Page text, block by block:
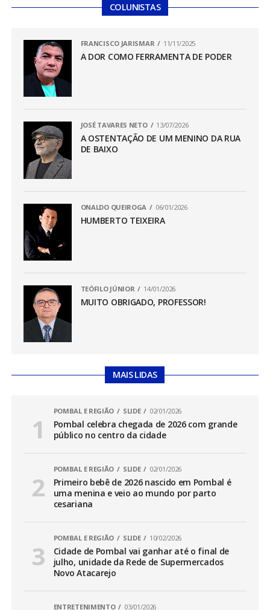
COLUNISTAS
FRANCISCO JARISMAR 11/11/2025
A DOR COMO FERRAMENTA DE PODER
JOSÉ TAVARES NETO 13/07/2026
A OSTENTAÇÃO DE UM MENINO DA RUA
DE BAIXO
ONALDO QUEIROGA 06/01/2026
HUMBERTO TEIXEIRA
TEÓFILO JÚNIOR 14/01/2026
MUITO OBRIGADO, PROFESSOR!
MAIS LIDAS
POMBAL E REGIÃO SLIDE 02/01/2026
Pombal celebra chegada de 2026 com grande
público no centro da cidade
POMBAL E REGIÃO SLIDE 02/01/2026
Primeiro bebê de 2026 nascido em Pombal é
uma menina e veio ao mundo por parto
cesariana
POMBAL E REGIÃO SLIDE 10/02/2026
Cidade de Pombal vai ganhar até o final de
julho, unidade da Rede de Supermercados
Novo Atacarejo
ENTRETENIMENTO 03/01/2026